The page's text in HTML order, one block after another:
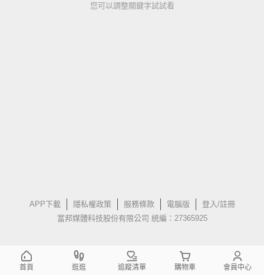
您可以調整關鍵字試試看
APP下載 隱私權政策 服務條款 電腦版
登入/註冊
富邦媒體科技股份有限公司 統編：27365925
首頁 逛逛 追蹤清單 購物車 會員中心